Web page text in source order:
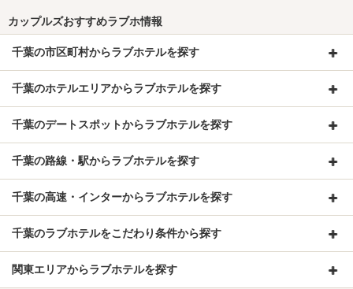
行ってガッカリでした。
カップルズおすすめラブホ情報
千葉の市区町村からラブホテルを探す
千葉のホテルエリアからラブホテルを探す
千葉のデートスポットからラブホテルを探す
千葉の路線・駅からラブホテルを探す
千葉の高速・インターからラブホテルを探す
千葉のラブホテルをこだわり条件から探す
関東エリアからラブホテルを探す